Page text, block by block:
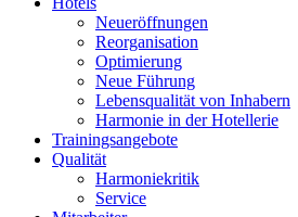
Neueröffnungen
Reorganisation
Optimierung
Neue Führung
Lebensqualität von Inhabern
Harmonie in der Hotellerie
Trainingsangebote
Qualität
Harmoniekritik
Service